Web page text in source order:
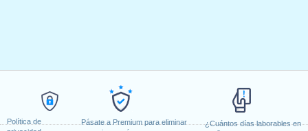
Política de
Pásate a Premium para eliminar
¿Cuántos días laborables en